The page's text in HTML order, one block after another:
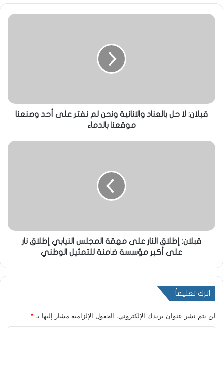
قبلان: لا حل بالعناد والانانية ونحن لم نفتر على أحد وصنعنا
موقعنا بالدماء
قبلان: إطلاق النار على مهمّة المجلس النيابي إطلاق نار
على أكبر مؤسسة ضامنة للتمثيل الوطني
اترك تعليقاً
لن يتم نشر عنوان بريدك الإلكتروني. الحقول الإلزامية مشار إليها بـ*